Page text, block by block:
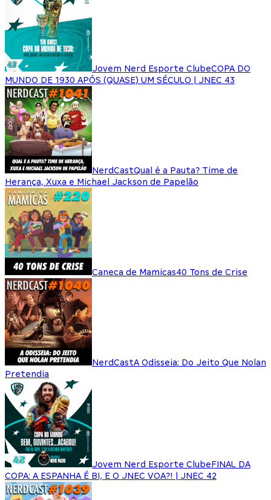
Jovem Nerd Esporte ClubeCOPA DO
MUNDO DE 1930 APÓS (QUASE) UM SÉCULO | JNEC 43
NerdCastQual é a Pauta? Time de
Herança, Xuxa e Michael Jackson de Papelão
Caneca de Mamicas40 Tons de Crise
NerdCastA Odisseia: Do Jeito Que Nolan
Pretendia
Jovem Nerd Esporte ClubeFINAL DA
COPA: A ESPANHA É BI, E O JNEC VOA?! | JNEC 42